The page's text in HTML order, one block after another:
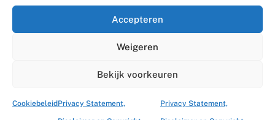
Accepteren
Weigeren
Bekijk voorkeuren
CookiebeleidPrivacy Statement, Privacy Statement,